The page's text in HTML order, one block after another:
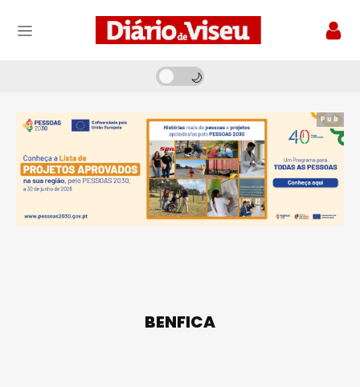
Pub
BENFICA